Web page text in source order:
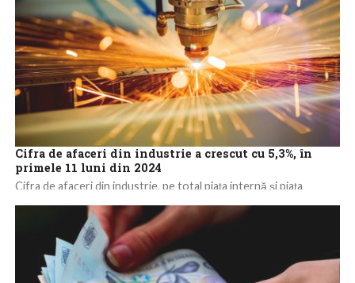
Cifra de afaceri din industrie a crescut cu 5,3%, în
primele 11 luni din 2024
Cifra de afaceri din industrie, pe total piața internă și piața